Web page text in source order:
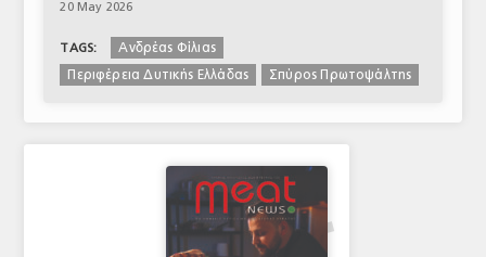
20 May 2026
TAGS:
Ανδρέας Φίλιας
Περιφέρεια Δυτικής Ελλάδας
Σπύρος Πρωτοψάλτης